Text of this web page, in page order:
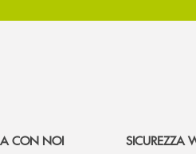
CON NOI
SICUREZZA